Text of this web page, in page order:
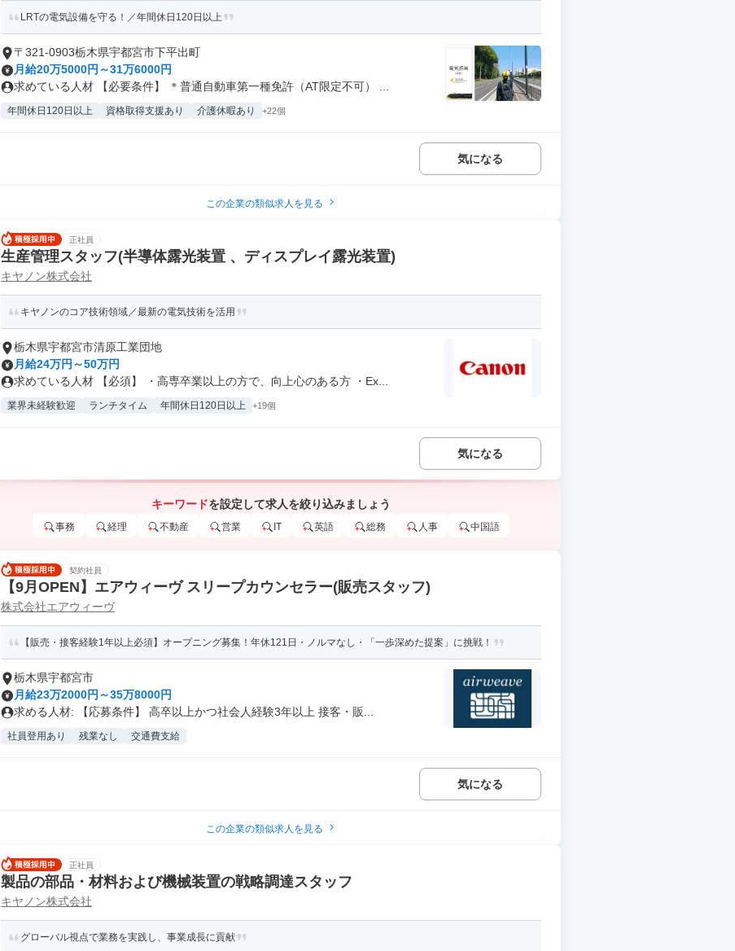
LRTの電気設備を守る！／年間休日120日以上
〒321-0903栃木県宇都宮市下平出町
月給20万5000円～31万6000円
求めている人材 【必要条件】 ＊普通自動車第一種免許（AT限定不可） ...
年間休日120日以上 資格取得支援あり 介護休暇あり +22個
気になる
この企業の類似求人を見る
正社員
生産管理スタッフ(半導体露光装置 、ディスプレイ露光装置)
キヤノン株式会社
キヤノンのコア技術領域／最新の電気技術を活用
栃木県宇都宮市清原工業団地
月給24万円～50万円
求めている人材 【必須】 ・高専卒業以上の方で、向上心のある方 ・Ex...
業界未経験歓迎 ランチタイム 年間休日120日以上 +19個
気になる
キーワードを設定して求人を絞り込みましょう
事務 経理 不動産 営業 IT 英語 総務 人事 中国語
契約社員
【9月OPEN】エアウィーヴ スリープカウンセラー(販売スタッフ)
株式会社エアウィーヴ
【販売・接客経験1年以上必須】オープニング募集！年休121日・ノルマなし・「一歩深めた提案」に挑戦！
栃木県宇都宮市
月給23万2000円～35万8000円
求める人材: 【応募条件】 高卒以上かつ社会人経験3年以上 接客・販...
社員登用あり 残業なし 交通費支給
気になる
この企業の類似求人を見る
正社員
製品の部品・材料および機械装置の戦略調達スタッフ
キヤノン株式会社
グローバル視点で業務を実践し、事業成長に貢献